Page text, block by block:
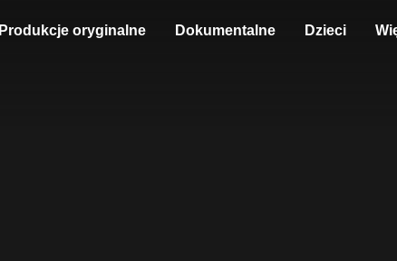
Produkcje oryginalne Dokumentalne Dzieci